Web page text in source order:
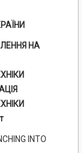
НА
INTO